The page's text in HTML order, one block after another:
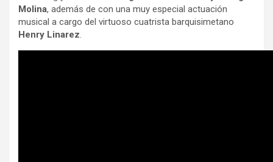
Molina, además de con una muy especial actuación
musical a cargo del virtuoso cuatrista barquisimetano
Henry Linarez.